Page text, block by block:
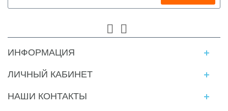
ИНФОРМАЦИЯ
ЛИЧНЫЙ КАБИНЕТ
НАШИ КОНТАКТЫ